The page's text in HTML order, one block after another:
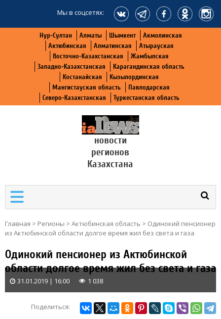
Мы в соцсетях:
Нур-Султан Алматы Шымкент
Акмолинская
Актюбинская
Алматинская
Атырауская
Восточно-Казахстанская
Жамбылская
Западно-Казахстанская
Карагандинская область
Костанайская
Кызылординская
Мангистауская область
Павлодарская
Северо-Казахстанская
Туркестанская область
новости
регионов
Казахстана
Главная > Регионы > Актюбинская область > Одинокий пенсионер
из Актюбинской области долгое время жил без света и газа
Одинокий пенсионер из Актюбинской
области долгое время жил без света и газа
31.01.2019 | 16:00 1 038
Поделиться: